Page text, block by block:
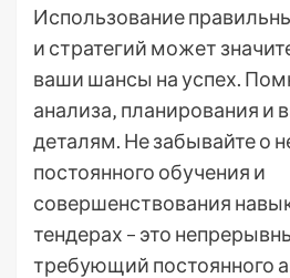
Использование
и стратегий может
ваши шансы на успех.
анализа‚ планирования и
деталям. Не забывайте о
постоянного обучения и
совершенствования
тендерах – это
требующий постоянного